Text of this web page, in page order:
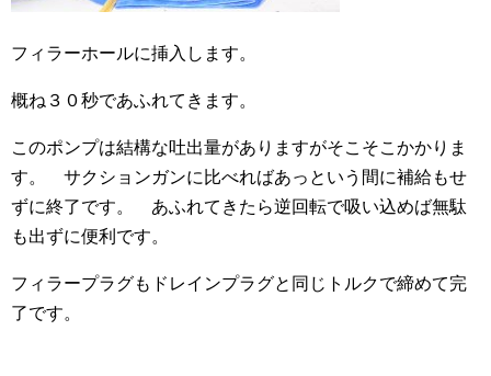
フィラーホールに挿入します。
概ね３０秒であふれてきます。
このポンプは結構な吐出量がありますがそこそこかかりま
す。 サクションガンに比べればあっという間に補給もせ
ずに終了です。 あふれてきたら逆回転で吸い込めば無駄
も出ずに便利です。
フィラープラグもドレインプラグと同じトルクで締めて完
了です。